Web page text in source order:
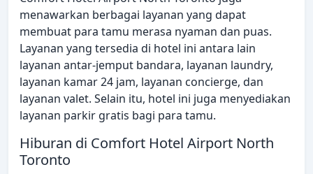
menawarkan berbagai layanan yang dapat
membuat para tamu merasa nyaman dan puas.
Layanan yang tersedia di hotel ini antara lain
layanan antar-jemput bandara, layanan laundry,
layanan kamar 24 jam, layanan concierge, dan
layanan valet. Selain itu, hotel ini juga menyediakan
layanan parkir gratis bagi para tamu.
Hiburan di Comfort Hotel Airport North
Toronto